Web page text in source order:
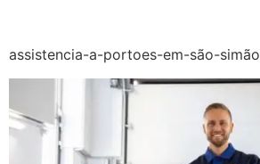
assistencia-a-portoes-em-são-simão